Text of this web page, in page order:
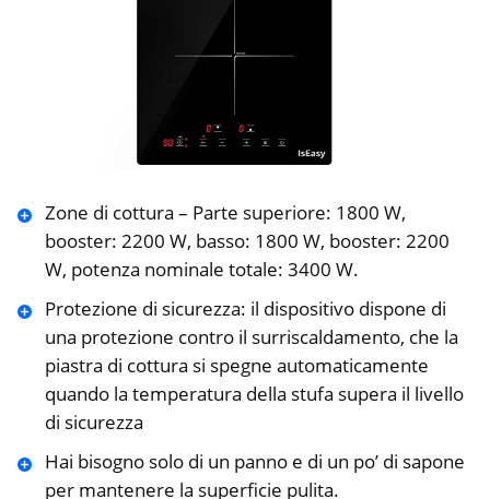
Zone di cottura – Parte superiore: 1800 W,
booster: 2200 W, basso: 1800 W, booster: 2200
W, potenza nominale totale: 3400 W.
Protezione di sicurezza: il dispositivo dispone di
una protezione contro il surriscaldamento, che la
piastra di cottura si spegne automaticamente
quando la temperatura della stufa supera il livello
di sicurezza
Hai bisogno solo di un panno e di un po’ di sapone
per mantenere la superficie pulita.